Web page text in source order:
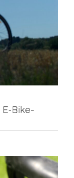
Bike-